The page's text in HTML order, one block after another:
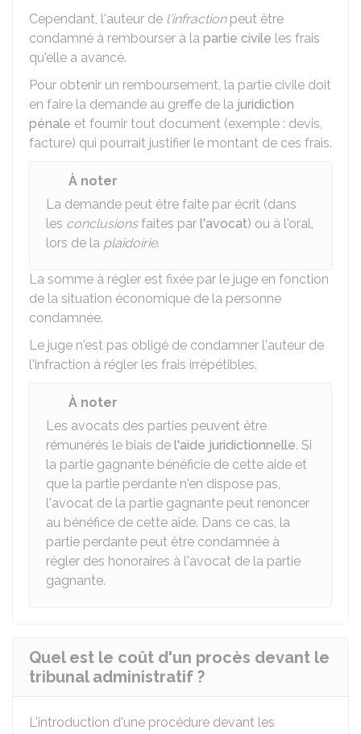
Cependant, l'auteur de l'infractionpeut être
condamné à rembourser à la partie civile les frais
qu'elle a avancé.
Pour obtenir un remboursement, la partie civile doit
en faire la demande au greffe de la juridiction
pénale et fournir tout document (exemple : devis,
facture) qui pourrait justifier le montant de ces frais.
À noter
La demande peut être faite par écrit (dans
les conclusionsfaites par l'avocat) ou à l'oral,
lors de la plaidoirie.
La somme à régler est fixée par le juge en fonction
de la situation économique de la personne
condamnée.
Le juge n'est pas obligé de condamner l'auteur de
l'infraction à régler les frais irrépétibles.
À noter
Les avocats des parties peuvent être
rémunérés le biais de l'aide juridictionnelle. Si
la partie gagnante bénéficie de cette aide et
que la partie perdante n'en dispose pas,
l'avocat de la partie gagnante peut renoncer
au bénéfice de cette aide. Dans ce cas, la
partie perdante peut être condamnée à
régler des honoraires à l'avocat de la partie
gagnante.
Quel est le coût d'un procès devant le
tribunal administratif ?
L'introduction d'une procédure devant les